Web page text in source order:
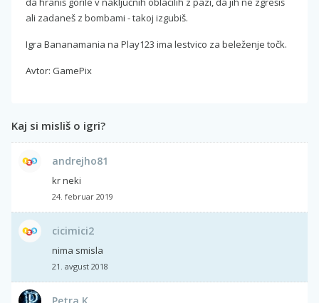
ali zadaneš z bombami - takoj izgubiš.
Igra Bananamania na Play123 ima lestvico za beleženje točk.
Avtor: GamePix
Kaj si misliš o igri?
andrejho81
kr neki
24. februar 2019
cicimici2
nima smisla
21. avgust 2018